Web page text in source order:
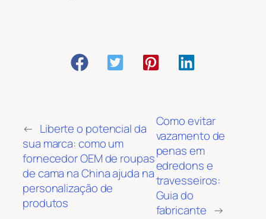
← Liberte o potencial da
sua marca: como um
fornecedor OEM de roupas
de cama na China ajuda na
personalização de
produtos
Como evitar
vazamento de
penas em
edredons e
travesseiros:
Guia do
fabricante →